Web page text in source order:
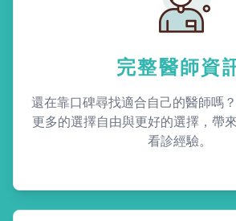
完整醫師資
還在靠口碑尋找適合自己的醫師嗎
更多的選擇自由與更好的選擇，帶
看診經驗。